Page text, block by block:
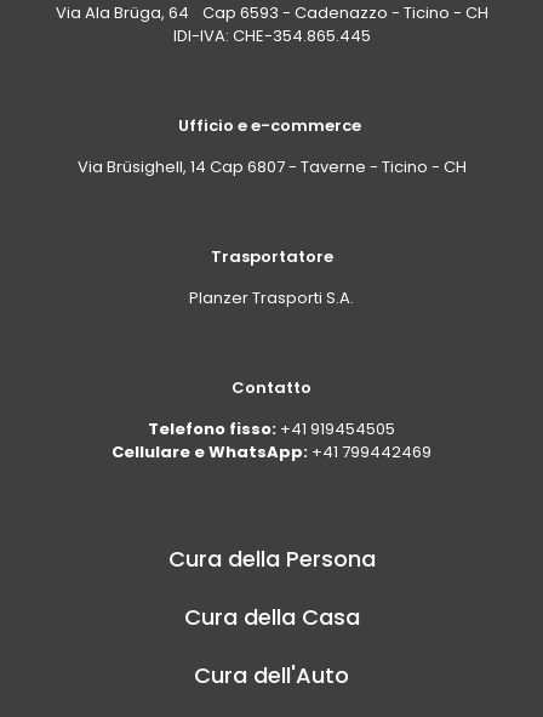
Via Ala Brüga, 64 Cap 6593 - Cadenazzo - Ticino - CH
IDI-IVA: CHE-354.865.445
Ufficio e e-commerce
Via Brüsighell, 14 Cap 6807 - Taverne - Ticino - CH
Trasportatore
Planzer Trasporti S.A.
Contatto
Telefono fisso: +41 919454505
Cellulare e WhatsApp: +41 799442469
Cura della Persona
Cura della Casa
Cura dell'Auto